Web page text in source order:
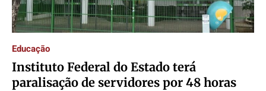
Educação
Instituto Federal do Estado terá
paralisação de servidores por 48 horas